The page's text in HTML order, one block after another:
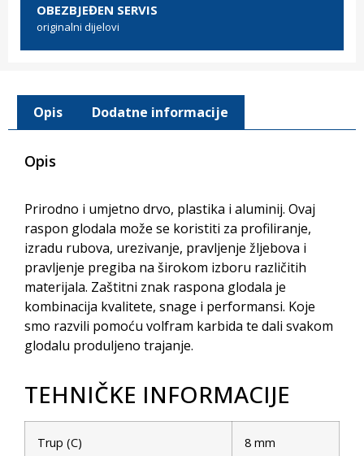
OBEZBJEĐEN SERVIS
originalni dijelovi
Opis Dodatne informacije
Opis
Prirodno i umjetno drvo, plastika i aluminij. Ovaj
raspon glodala može se koristiti za profiliranje,
izradu rubova, urezivanje, pravljenje žljebova i
pravljenje pregiba na širokom izboru različitih
materijala. Zaštitni znak raspona glodala je
kombinacija kvalitete, snage i performansi. Koje
smo razvili pomoću volfram karbida te dali svakom
glodalu produljeno trajanje.
TEHNIČKE INFORMACIJE
Trup (C) 8 mm